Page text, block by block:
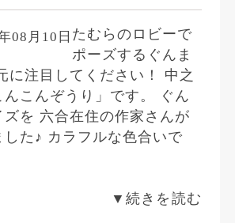
08月10日 たむらのロビーで
ポーズするぐんま
に注目してください！ 中之
こんぞうり」です。 ぐん
ズを 六合在住の作家さんが
た♪ カラフルな色合いで
▼続きを読む